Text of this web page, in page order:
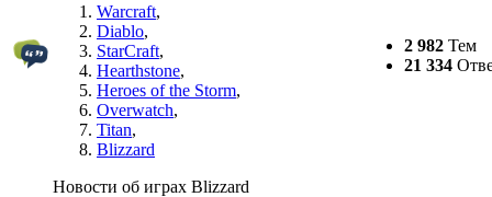
Warcraft,
Diablo,
StarCraft,
Hearthstone,
Heroes of the Storm,
Overwatch,
Titan,
Blizzard
Новости об играх Blizzard
2 982 Тем
21 334